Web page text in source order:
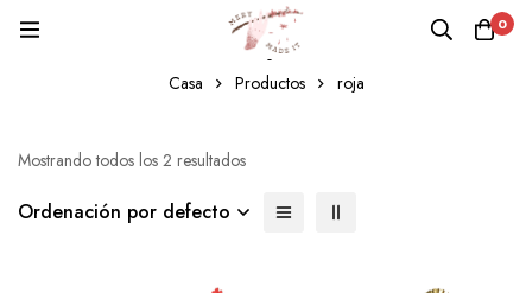
0
roja
Casa Productos roja
Mostrando todos los 2 resultados
Ordenación por defecto